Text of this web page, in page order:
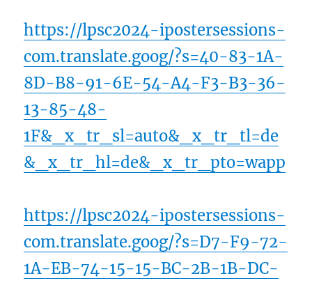
https://lpsc2024-ipostersessions-
com.translate.goog/?s=40-83-1A-
8D-B8-91-6E-54-A4-F3-B3-36-
13-85-48-
1F&_x_tr_sl=auto&_x_tr_tl=de
&_x_tr_hl=de&_x_tr_pto=wapp
https://lpsc2024-ipostersessions-
com.translate.goog/?s=D7-F9-72-
1A-EB-74-15-15-BC-2B-1B-DC-